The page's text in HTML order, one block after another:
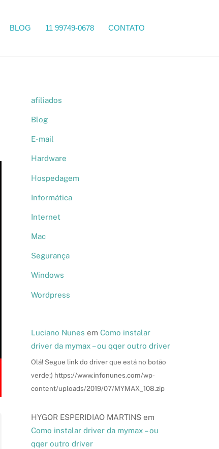
BLOG 11 99749-0678 CONTATO
afiliados
Blog
E-mail
Hardware
Hospedagem
Informática
Internet
Mac
Segurança
Windows
Wordpress
Luciano Nunes em Como instalar
driver da mymax – ou qqer outro driver
Olá! Segue link do driver que está no botão
verde;) https://www.infonunes.com/wp-
content/uploads/2019/07/MYMAX_108.zip
HYGOR ESPERIDIAO MARTINSem
Como instalar driver da mymax – ou
qqer outro driver